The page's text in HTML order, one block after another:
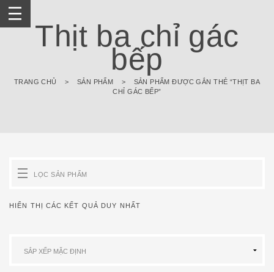
Skip
Thịt ba chỉ gác
bếp
TRANG CHỦ > SẢN PHẨM >
SẢN PHẨM ĐƯỢC GẮN THẺ “THỊT BA
CHỈ GÁC BẾP”
LỌC SẢN PHẨM
HIỂN THỊ CÁC KẾT QUẢ DUY NHẤT